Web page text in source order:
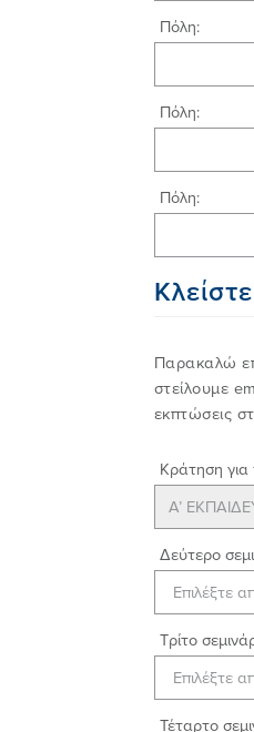
Πόλη:
Πόλη:
Πόλη:
Παρακαλώ
στείλουμε
εκπτώσεις
Κράτηση για
Δεύτερο
Τρίτο
Τέταρτο